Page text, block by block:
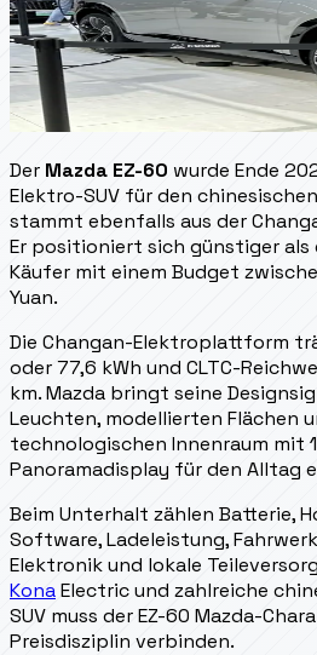
Der Mazda EZ-60 wurde Ende
Elektro-SUV für den
stammt ebenfalls aus der
Er positioniert sich günstiger als
Käufer mit einem Budget
Yuan.
Die Changan-Elektroplattform
oder 77,6 kWh und CLTC-
km. Mazda bringt seine
Leuchten, modellierten Flächen
technologischen Innenraum mit
Panoramadisplay für den Alltag
Beim Unterhalt zählen Batterie,
Software, Ladeleistung,
Elektronik und lokale
KonaElectric und zahlreiche
SUV muss der EZ-60 Mazda-
Preisdisziplin verbinden.